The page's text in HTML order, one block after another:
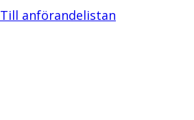
Till anförandelistan